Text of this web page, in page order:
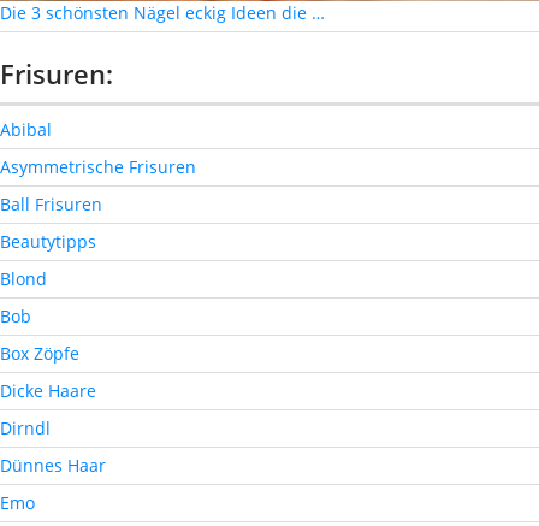
Die 3 schönsten Nägel eckig Ideen die …
Frisuren:
Abibal
Asymmetrische Frisuren
Ball Frisuren
Beautytipps
Blond
Bob
Box Zöpfe
Dicke Haare
Dirndl
Dünnes Haar
Emo